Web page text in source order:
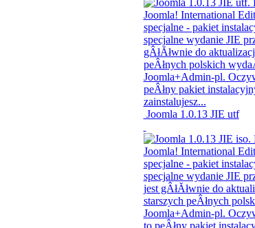
Joomla 1.0.13 JIE utf